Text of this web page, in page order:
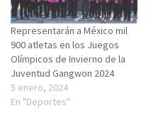
Representarán a México mil
900 atletas en los Juegos
Olímpicos de Invierno de la
Juventud Gangwon 2024
5 enero, 2024
En "Deportes"